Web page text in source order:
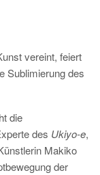
vereint, feiert
Sublimierung des
die
des Ukiyo-e,
Makiko
der